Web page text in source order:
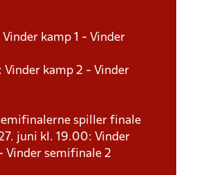
kamp 1 - Vinder
Vinder kamp 2 - Vinder
spiller finale
juni kl. 19.00: Vinder
Vinder semifinale 2